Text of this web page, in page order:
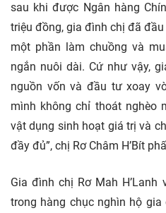
sau khi được Ngân hàng
triệu đồng, gia đình chị đã
một phần làm chuồng và
ngắn nuôi dài. Cứ như vậy,
nguồn vốn và đầu tư xoay
mình không chỉ thoát nghèo
vật dụng sinh hoạt giá trị và
đầy đủ”, chị Rơ Châm H’Bít
Gia đình chị Rơ Mah H’Lanh
trong hàng chục nghìn hộ